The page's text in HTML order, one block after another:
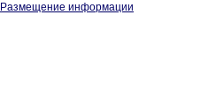
Размещение информации